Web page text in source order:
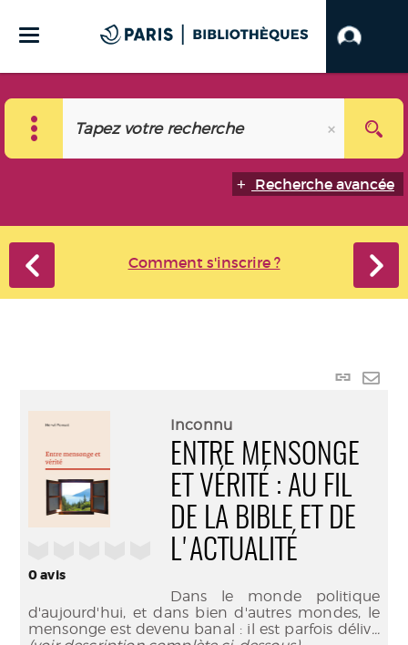
Recherche avancée
Comment s'inscrire ?
Lien
0avis
Inconnu
ENTRE MENSONGE
ET VÉRITÉ : AU FIL
DE LA BIBLE ET DE
L'ACTUALITÉ
Dans le monde politique
d'aujourd'hui, et dans bien d'autres mondes, le
mensonge est devenu banal : il est parfois déliv...